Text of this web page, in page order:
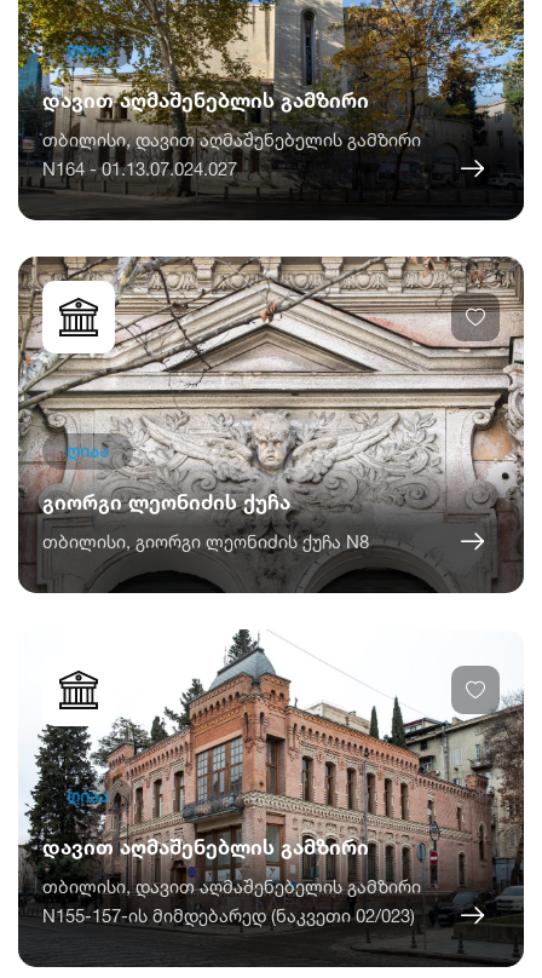
ღიაა
დავით აღმაშენებლის გამზირი
თბილისი, დავით აღმაშენებელის გამზირი
N164 - 01.13.07.024.027
ღიაა
გიორგი ლეონიძის ქუჩა
თბილისი, გიორგი ლეონიძის ქუჩა N8
ღიაა
დავით აღმაშენებლის გამზირი
თბილისი, დავით აღმაშენებელის გამზირი
N155-157-ის მიმდებარედ (ნაკვეთი 02/023)